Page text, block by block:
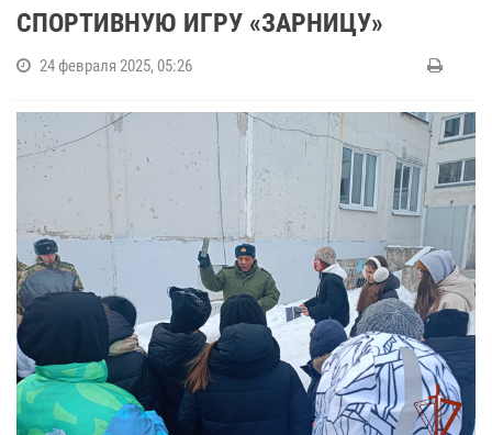
СПОРТИВНУЮ ИГРУ «ЗАРНИЦУ»
24 февраля 2025, 05:26